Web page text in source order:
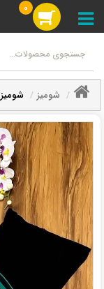
0
شومیز